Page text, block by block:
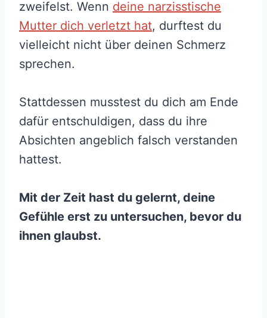
zweifelst. Wenn deine narzisstische
Mutter dich verletzt hat, durftest du
vielleicht nicht über deinen Schmerz
sprechen.
Stattdessen musstest du dich am Ende
dafür entschuldigen, dass du ihre
Absichten angeblich falsch verstanden
hattest.
Mit der Zeit hast du gelernt, deine
Gefühle erst zu untersuchen, bevor du
ihnen glaubst.